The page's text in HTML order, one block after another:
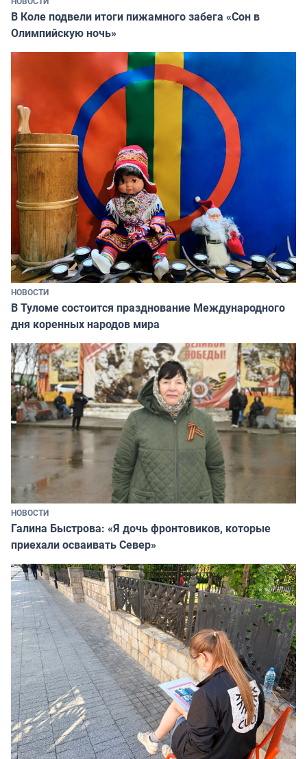
В Коле подвели итоги пижамного забега «Сон в
Олимпийскую ночь»
НОВОСТИ
В Туломе состоится празднование Международного
дня коренных народов мира
НОВОСТИ
Галина Быстрова: «Я дочь фронтовиков, которые
приехали осваивать Север»